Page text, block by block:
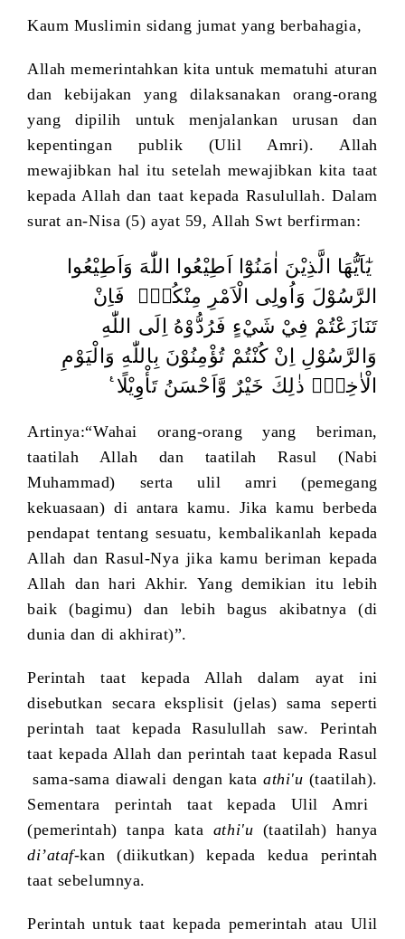
Kaum Muslimin sidang jumat yang berbahagia,
Allah memerintahkan kita untuk mematuhi aturan
dan kebijakan yang dilaksanakan orang-orang
yang dipilih untuk menjalankan urusan dan
kepentingan publik (Ulil Amri). Allah
mewajibkan hal itu setelah mewajibkan kita taat
kepada Allah dan taat kepada Rasulullah. Dalam
surat an-Nisa (5) ayat 59, Allah Swt berfirman:
يٰٓاَيُّهَا الَّذِيْنَ اٰمَنُوْٓا اَطِيْعُوا اللّٰهَ وَاَطِيْعُوا
الرَّسُوْلَ وَاُولِى الْاَمْرِ مِنْكُمْۚ فَاِنْ
تَنَازَعْتُمْ فِيْ شَيْءٍ فَرُدُّوْهُ اِلَى اللّٰهِ
وَالرَّسُوْلِ اِنْ كُنْتُمْ تُؤْمِنُوْنَ بِاللّٰهِ وَالْيَوْمِ
الْاٰخِرِۗ ذٰلِكَ خَيْرٌ وَّاَحْسَنُ تَأْوِيْلًا
Artinya:“Wahai orang-orang yang beriman,
taatilah Allah dan taatilah Rasul (Nabi
Muhammad) serta ulil amri (pemegang
kekuasaan) di antara kamu. Jika kamu berbeda
pendapat tentang sesuatu, kembalikanlah kepada
Allah dan Rasul-Nya jika kamu beriman kepada
Allah dan hari Akhir. Yang demikian itu lebih
baik (bagimu) dan lebih bagus akibatnya (di
dunia dan di akhirat)”.
Perintah taat kepada Allah dalam ayat ini
disebutkan secara eksplisit (jelas) sama seperti
perintah taat kepada Rasulullah saw. Perintah
taat kepada Allah dan perintah taat kepada Rasul
sama-sama diawali dengan kataathi'u (taatilah).
Sementara perintah taat kepada Ulil Amri
(pemerintah) tanpa kata athi'u (taatilah) hanya
di’ataf-kan (diikutkan) kepada kedua perintah
taat sebelumnya.
Perintah untuk taat kepada pemerintah atau Ulil